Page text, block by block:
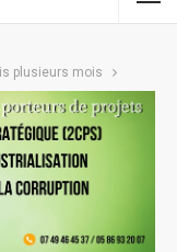
plusieurs mois